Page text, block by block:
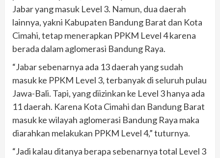
Jabar yang masuk Level 3. Namun, dua daerah
lainnya, yakni Kabupaten Bandung Barat dan Kota
Cimahi, tetap menerapkan PPKM Level 4 karena
berada dalam aglomerasi Bandung Raya.
“Jabar sebenarnya ada 13 daerah yang sudah
masuk ke PPKM Level 3, terbanyak di seluruh pulau
Jawa-Bali. Tapi, yang diizinkan ke Level 3 hanya ada
11 daerah. Karena Kota Cimahi dan Bandung Barat
masuk ke wilayah aglomerasi Bandung Raya maka
diarahkan melakukan PPKM Level 4,” tuturnya.
“Jadi kalau ditanya berapa sebenarnya total Level 3